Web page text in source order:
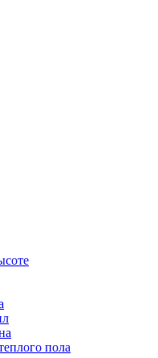
пола